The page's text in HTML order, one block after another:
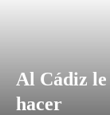
Al Cádiz
hacer